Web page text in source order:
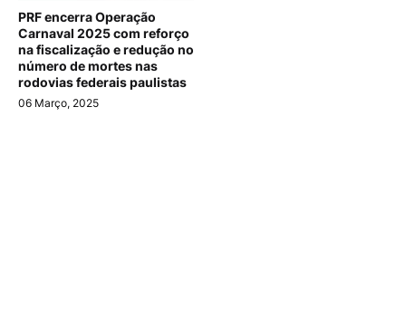
PRF encerra Operação
Carnaval 2025 com reforço
na fiscalização e redução no
número de mortes nas
rodovias federais paulistas
06 Março, 2025